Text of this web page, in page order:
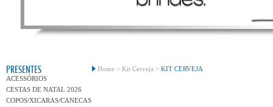
PRESENTES
ACESSÓRIOS
CESTAS DE NATAL 2026
COPOS/XICARAS/CANECAS
Home > Kit Cerveja > KIT CERVEJA